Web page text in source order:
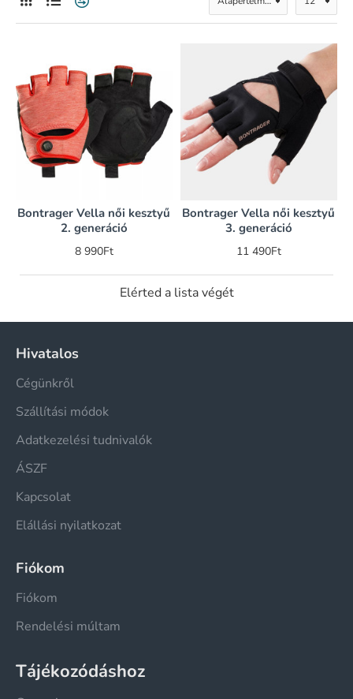
Bontrager Vella női kesztyű
2. generáció
8 990Ft
Bontrager Vella női kesztyű
3. generáció
11 490Ft
Elérted a lista végét
Hivatalos
Cégünkről
Szállítási módok
Adatkezelési tudnivalók
ÁSZF
Kapcsolat
Elállási nyilatkozat
Fiókom
Fiókom
Rendelési múltam
Tájékozódáshoz